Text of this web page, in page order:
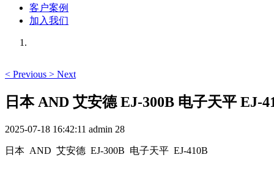
客户案例
加入我们
< Previous > Next
日本 AND 艾安德 EJ-300B 电子天平 EJ-
2025-07-18 16:42:11 admin 28
日本 AND 艾安德 EJ-300B 电子天平 EJ-410B